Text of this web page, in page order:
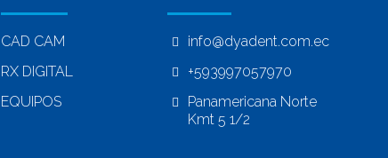
CAD CAM
RX DIGITAL
EQUIPOS
info@dyadent.com.ec
+593997057970
Panamericana Norte
Kmt 5 1/2